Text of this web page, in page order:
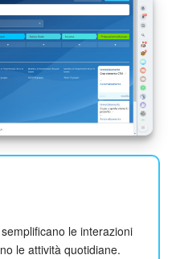
le interazioni
le attività quotidiane.